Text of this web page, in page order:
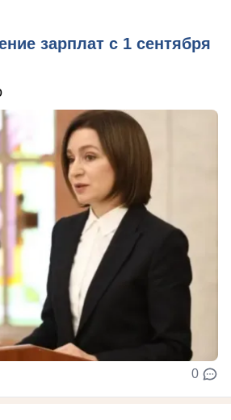
зарплат с 1 сентября
0